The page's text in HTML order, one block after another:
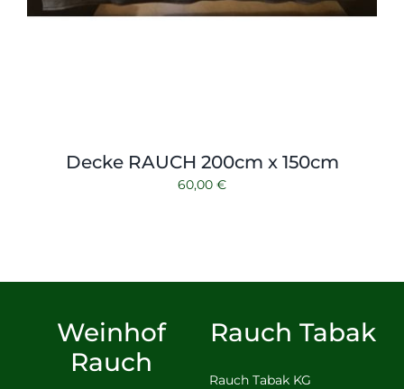
Decke RAUCH 200cm x 150cm
60,00 €
Weinhof
Rauch
Rauch Tabak
Rauch Tabak KG